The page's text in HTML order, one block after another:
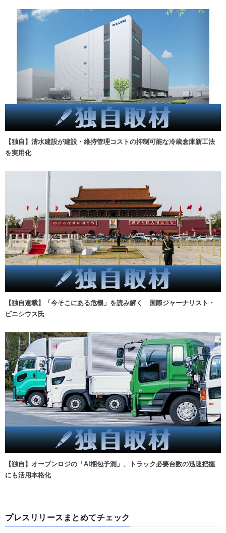
【独自】清水建設が建設・維持管理コストの抑制可能な冷蔵倉庫新工法
を実用化
【独自連載】「今そこにある危機」を読み解く 国際ジャーナリスト・
ビニシウス氏
【独自】オープンロジの「AI梱包予測」、トラック必要台数の迅速把握
にも活用本格化
プレスリリースまとめてチェック